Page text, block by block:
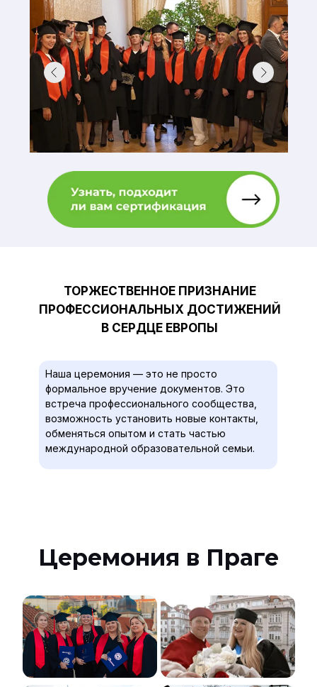
ТОРЖЕСТВЕННОЕ ПРИЗНАНИЕ
ПРОФЕССИОНАЛЬНЫХ ДОСТИЖЕНИЙ
В СЕРДЦЕ ЕВРОПЫ
Наша церемония — это не просто
формальное вручение документов. Это
встреча профессионального сообщества,
возможность установить новые контакты,
обменяться опытом и стать частью
международной образовательной семьи.
Церемония в Праге